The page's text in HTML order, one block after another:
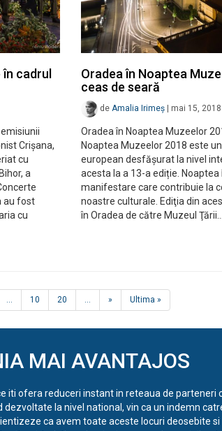
cadrul
Crișana,
cu
a
au fost
cu
Oradea în Noaptea
ceas de seară
de Amalia Irimeș mai 15, 2018
Oradea în Noaptea Muzeelor
Noaptea Muzeelor 2018 este
european desfășurat la nivel
acesta la a 13-a ediție.
manifestare care contribuie la
noastre culturale. Ediţia din
în Oradea de către Muzeul Ţării…
... 10 20 ... » Ultima »
MAI AVANTAJOS
iti ofera reduceri instant in reteaua de parteneri
la nivel national, vin ca un indemn
ca avem toate aceste locuri deosebite si